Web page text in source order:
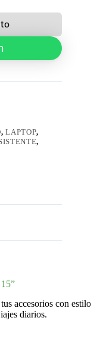
,LAPTOP,
,
accesorios con estilo
diarios.